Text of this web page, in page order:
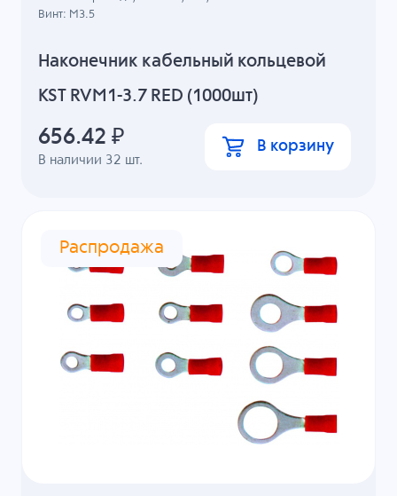
Наконечник кабельный кольцевой
KST RVM1-3.7 RED (1000шт)
В наличии 32 шт.
Винт: M3.5
656.42 ₽ В корзину
Распродажа